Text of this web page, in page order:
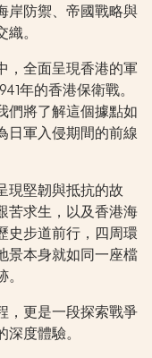
岸防禦、帝國戰略與
。
，全面呈現香港的軍
年的香港保衛戰。
們將了解這個據點如
日軍入侵期間的前線
現堅韌與抵抗的故
苦求生，以及香港海
史步道前行，四周環
景本身就如同一座檔
，更是一段探索戰爭
度體驗。